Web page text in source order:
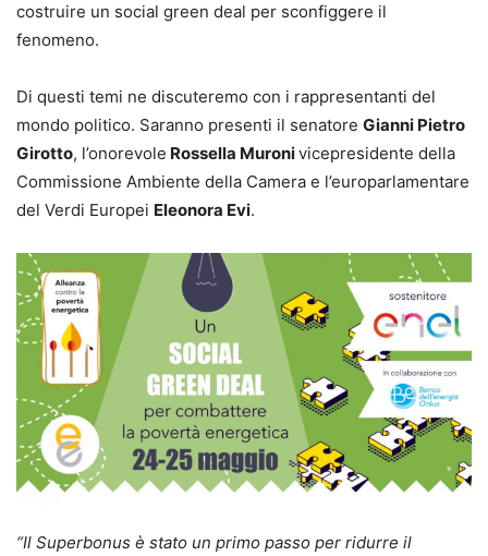
costruire un social green deal per sconfiggere il
fenomeno.
Di questi temi ne discuteremo con i rappresentanti del
mondo politico. Saranno presenti il senatore Gianni Pietro
Girotto, l’onorevole Rossella Muronivicepresidente della
Commissione Ambiente della Camera e l’europarlamentare
del Verdi Europei Eleonora Evi.
“Il Superbonus è stato un primo passo per ridurre il